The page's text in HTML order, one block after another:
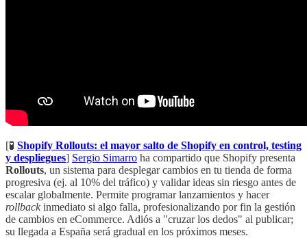
[🧪 Shopify Rollouts: el mayor salto de Shopify en control, testing
y despliegues] Sergio Simarro ha compartido que Shopify presenta
Rollouts, un sistema para desplegar cambios en tu tienda de forma
progresiva (ej. al 10% del tráfico) y validar ideas sin riesgo antes de
escalar globalmente. Permite programar lanzamientos y hacer
rollbackinmediato si algo falla, profesionalizando por fin la gestión
de cambios en eCommerce. Adiós a "cruzar los dedos" al publicar;
su llegada a España será gradual en los próximos meses.